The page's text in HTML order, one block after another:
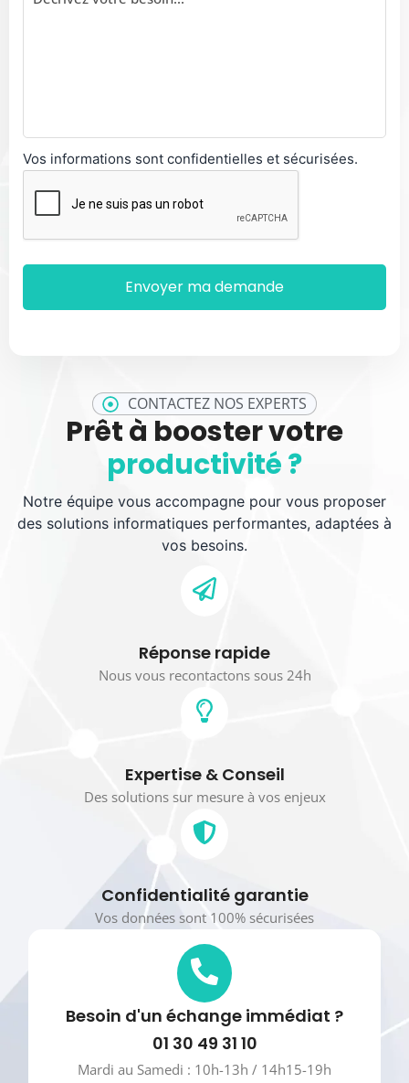
CONTACTEZ NOS EXPERTS
Prêt à booster votre
productivité ?
Notre équipe vous accompagne pour vous proposer
des solutions informatiques performantes, adaptées à
vos besoins.
Réponse rapide
Nous vous recontactons sous 24h
Expertise & Conseil
Des solutions sur mesure à vos enjeux
Confidentialité garantie
Vos données sont 100% sécurisées
Besoin d'un échange immédiat ?
01 30 49 31 10
Mardi au Samedi : 10h-13h / 14h15-19h
Vos informations sont confidentielles et sécurisées.